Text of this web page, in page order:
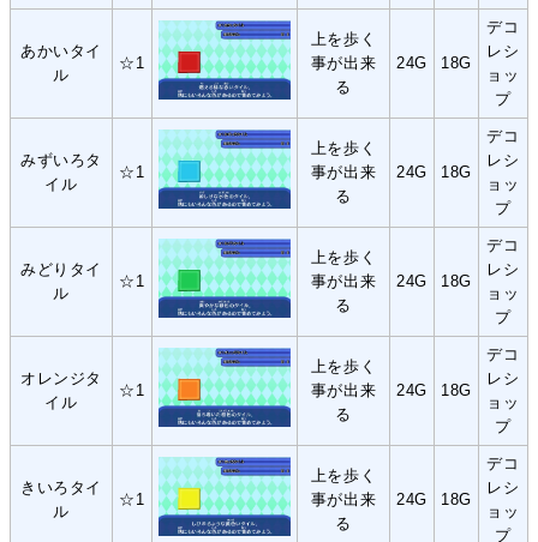
あかいタイ
ル
☆1
上を歩く
事が出来
る
24G 18G
デコ
レシ
ョッ
プ
みずいろタ
イル
☆1
上を歩く
事が出来
る
24G 18G
デコ
レシ
ョッ
プ
みどりタイ
ル
☆1
上を歩く
事が出来
る
24G 18G
デコ
レシ
ョッ
プ
オレンジタ
イル
☆1
上を歩く
事が出来
る
24G 18G
デコ
レシ
ョッ
プ
きいろタイ
ル
☆1
上を歩く
事が出来
る
24G 18G
デコ
レシ
ョッ
プ